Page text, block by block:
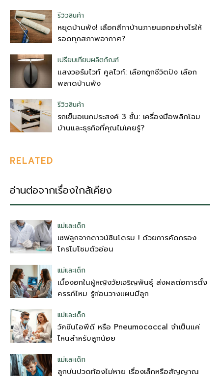
รีวิวสินค้า
หยุดบ้านพัง! เลือกสีทาบ้านภายนอกอย่างไรให้
รอดทุกสภาพอากาศ?
เปรียบเทียบผลิตภัณฑ์
แสงวอร์มไวท์ คูลไวท์: เลือกถูกชีวิตปัง เลือก
พลาดบ้านพัง
รีวิวสินค้า
รถเข็นอเนกประสงค์ 3 ชั้น: เครื่องมือพลิกโฉม
บ้านและธุรกิจที่คุณไม่เคยรู้?
RELATED
อ่านต่อจากเรื่องใกล้เคียง
แม่และเด็ก
เซฟลูกจากดาวน์ซินโดรม ! ด้วยการคัดกรอง
โครโมโซมตัวอ่อน
แม่และเด็ก
เนื้องอกในผู้หญิงวัยเจริญพันธุ์ ส่งผลต่อการตั้ง
ครรภ์ไหม รู้ก่อนวางแผนมีลูก
แม่และเด็ก
วัคซีนไอพีดี หรือ Pneumococcal จำเป็นแค่
ไหนสำหรับลูกน้อย
แม่และเด็ก
ลูกบ่นปวดท้องไม่หาย เรื่องเล็กหรือสัญญาณ